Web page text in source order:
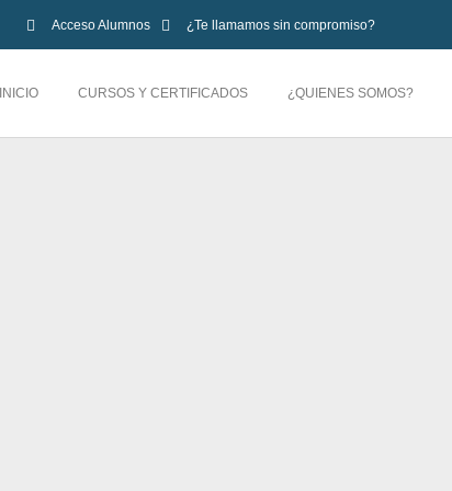
Acceso Alumnos ¿Te llamamos sin compromiso?
INICIO CURSOS Y CERTIFICADOS ¿QUIENES SOMOS?